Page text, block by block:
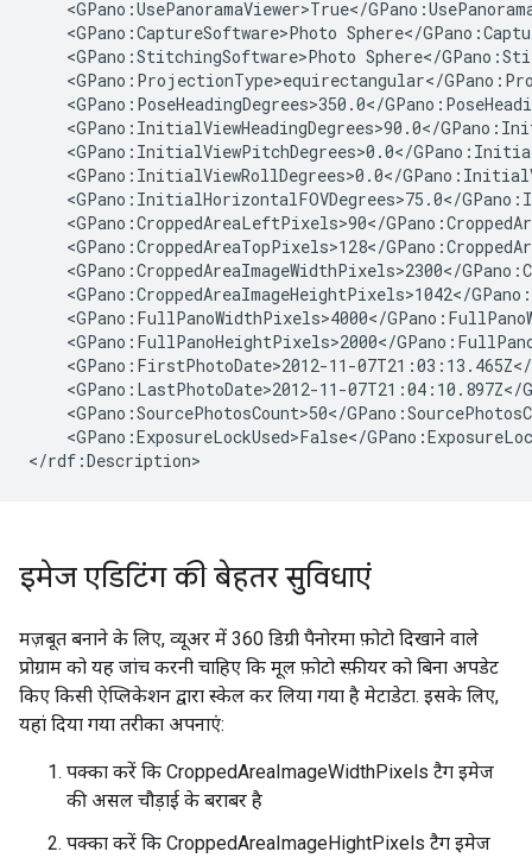
<GPano:UsePanoramaViewer>True</
<GPano:CaptureSoftware>Photo Sphere</
<GPano:StitchingSoftware>Photo Sphere</
<GPano:ProjectionType>equirectangular</
<GPano:PoseHeadingDegrees>350.0</
<GPano:InitialViewHeadingDegrees>90.0</
<GPano:InitialViewPitchDegrees>0.0</
<GPano:InitialViewRollDegrees>0.0</
<GPano:InitialHorizontalFOVDegrees>75.0</
<GPano:CroppedAreaLeftPixels>90</
<GPano:CroppedAreaTopPixels>128</
<GPano:CroppedAreaImageWidthPixels>2300</
<GPano:CroppedAreaImageHeightPixels>1042</
<GPano:FullPanoWidthPixels>4000</
<GPano:FullPanoHeightPixels>2000</
<GPano:FirstPhotoDate>2012-11-
<GPano:LastPhotoDate>2012-11-
<GPano:SourcePhotosCount>50</
<GPano:ExposureLockUsed>False</
</rdf:Description>
इमेज एडिटिंग की बेहतर सुविधाएं
मज़बूत बनाने के लिए, व्यूअर में 360 डिग्री पैनोरमा फ़ोटो दिखाने वाले
प्रोग्राम को यह जांच करनी चाहिए कि मूल फ़ोटो स्फ़ीयर को बिना अपडेट
किए किसी ऐप्लिकेशन द्वारा स्केल कर लिया गया है मेटाडेटा. इसके लिए,
यहां दिया गया तरीका अपनाएं:
पक्का करें कि CroppedAreaImageWidthPixels टैग इमेज
की असल चौड़ाई के बराबर है
पक्का करें कि CroppedAreaImageHightPixels टैग इमेज